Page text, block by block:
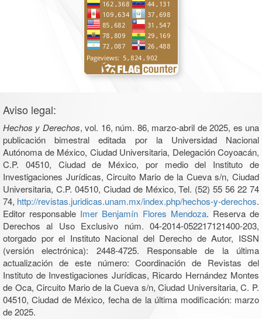
Aviso legal:
Hechos y Derechos, vol. 16, núm. 86, marzo-abril de 2025, es una
publicación bimestral editada por la Universidad Nacional
Autónoma de México, Ciudad Universitaria, Delegación Coyoacán,
C.P. 04510, Ciudad de México, por medio del Instituto de
Investigaciones Jurídicas, Circuito Mario de la Cueva s/n, Ciudad
Universitaria, C.P. 04510, Ciudad de México, Tel. (52) 55 56 22 74
74, http://revistas.juridicas.unam.mx/index.php/hechos-y-derechos.
Editor responsable Imer Benjamín Flores Mendoza. Reserva de
Derechos al Uso Exclusivo núm. 04-2014-052217121400-203,
otorgado por el Instituto Nacional del Derecho de Autor, ISSN
(versión electrónica): 2448-4725. Responsable de la última
actualización de este número: Coordinación de Revistas del
Instituto de Investigaciones Jurídicas, Ricardo Hernández Montes
de Oca, Circuito Mario de la Cueva s/n, Ciudad Universitaria, C. P.
04510, Ciudad de México, fecha de la última modificación: marzo
de 2025.